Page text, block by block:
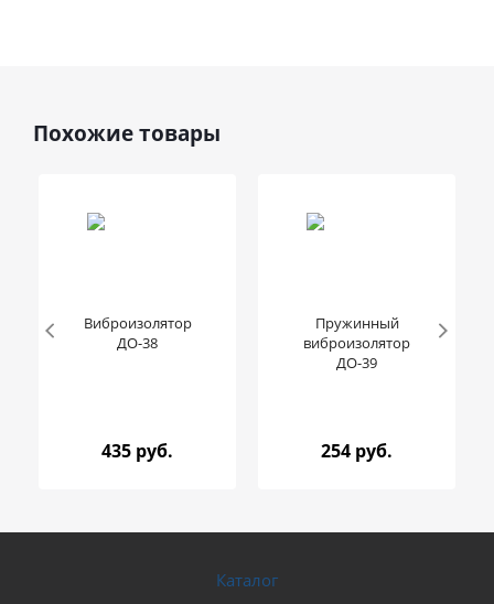
Похожие товары
Виброизолятор
ДО-38
435 руб.
Пружинный
виброизолятор
ДО-39
254 руб.
Каталог